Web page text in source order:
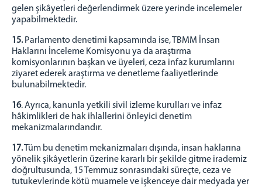
gelen şikâyetleri değerlendirmek üzere yerinde incelemeler
yapabilmektedir.
15.Parlamento denetimi kapsamında ise, TBMM İnsan
Haklarını İnceleme Komisyonu ya da araştırma
komisyonlarının başkan ve üyeleri, ceza infaz kurumlarını
ziyaret ederek araştırma ve denetleme faaliyetlerinde
bulunabilmektedir.
16. Ayrıca, kanunla yetkili sivil izleme kurulları ve infaz
hâkimlikleri de hak ihlallerini önleyici denetim
mekanizmalarındandır.
17.Tüm bu denetim mekanizmaları dışında, insan haklarına
yönelik şikâyetlerin üzerine kararlı bir şekilde gitme irademiz
doğrultusunda, 15 Temmuz sonrasındaki süreçte, ceza ve
tutukevlerinde kötü muamele ve işkenceye dair medyada yer